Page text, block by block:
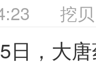
挖
日，大